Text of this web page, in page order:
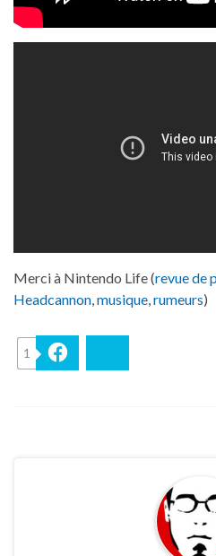
Merci à Nintendo Life (revue de
Headcannon,musique,rumeurs)
1